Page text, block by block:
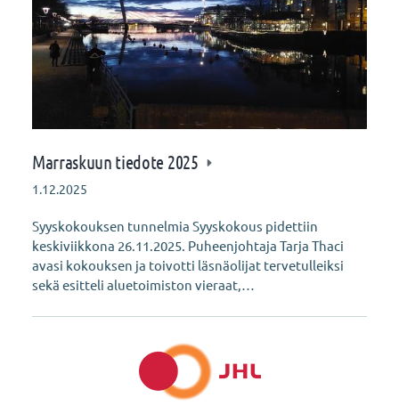
Marraskuun tiedote 2025
1.12.2025
Syyskokouksen tunnelmia Syyskokous pidettiin
keskiviikkona 26.11.2025. Puheenjohtaja Tarja Thaci
avasi kokouksen ja toivotti läsnäolijat tervetulleiksi
sekä esitteli aluetoimiston vieraat,…